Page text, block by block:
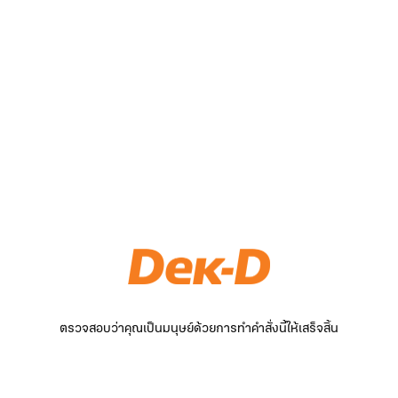
ตรวจสอบว่าคุณเป็นมนุษย์ด้วยการทำคำสั่งนี้ให้เสร็จสิ้น